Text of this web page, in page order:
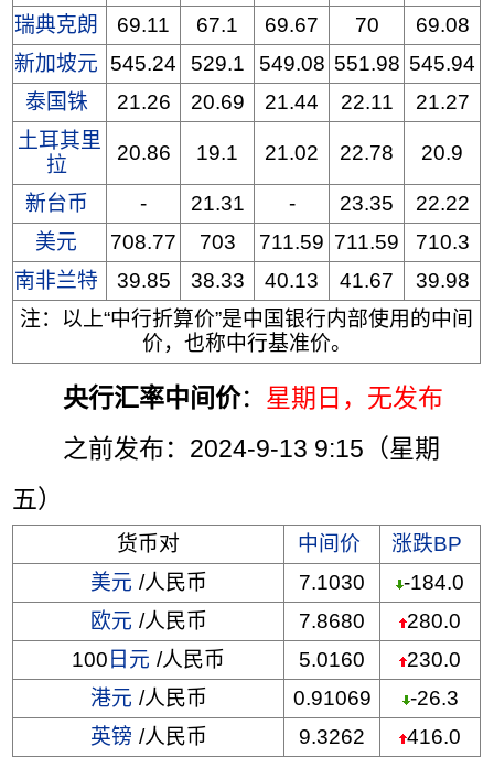
瑞典克朗 69.11 67.1 69.67 70
69.08
新加坡元
545.24 529.1 549.08 551.98 545.94
泰国铢
21.26 20.69 21.44 22.11
21.27
土耳其里
拉
20.86 19.1 21.02 22.78 20.9
新台币 - 21.31 - 23.35
22.22
美元
708.77 703 711.59 711.59
710.3
南非兰特
39.85 38.33 40.13 41.67
39.98
注：以上“中行折算价”是中国银行内部使用的中间
价，也称中行基准价。
央行汇率中间价： 星期日 ，无发布
之前发布：2024-9-13 9:15（星期
五）
货币对 中间价
涨跌BP
美元 /人民币 7.1030
-184.0
欧元 /人民币 7.8680
280.0
100 日元 /人民币 5.0160
230.0
港元 /人民币 0.91069
-26.3
英镑 /人民币 9.3262
416.0